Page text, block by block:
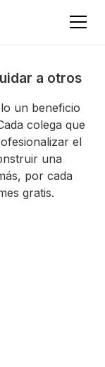
a otros
un beneficio
colega que
el
una
por cada
gratis.